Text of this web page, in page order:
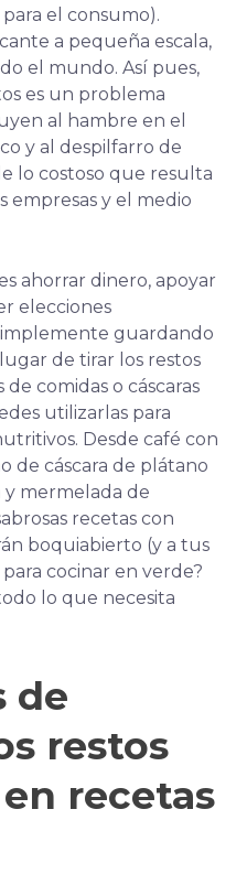
el consumo).
a pequeña escala,
el mundo. Así pues,
es un problema
al hambre en el
y al despilfarro de
lo costoso que resulta
empresas y el medio
ahorrar dinero, apoyar
elecciones
guardando
de tirar los restos
de comidas o cáscaras
utilizarlas para
Desde café con
de cáscara de plátano
y mermelada de
recetas con
boquiabierto (y a tus
cocinar en verde?
lo que necesita
de
restos
recetas